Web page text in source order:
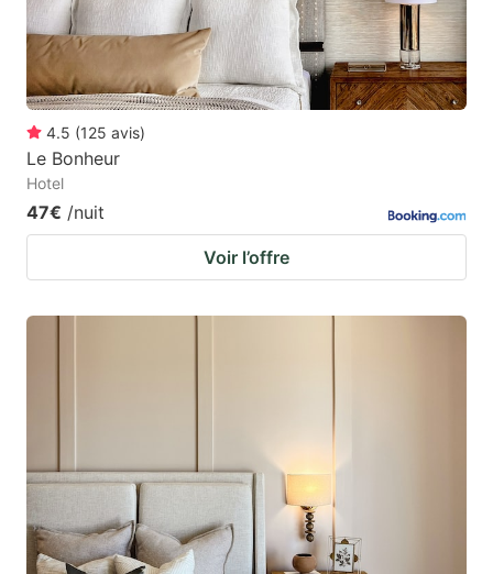
4.5 (125 avis)
Le Bonheur
Hotel
47€ /nuit
Voir l’offre